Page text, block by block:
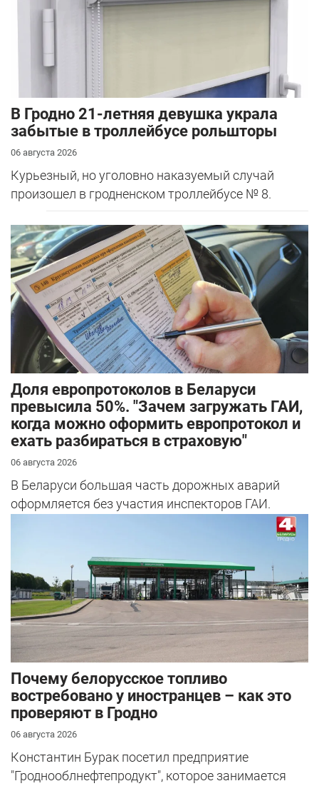
В Гродно 21-летняя девушка украла
забытые в троллейбусе рольшторы
06 августа 2026
Курьезный, но уголовно наказуемый случай
произошел в гродненском троллейбусе № 8.
Доля европротоколов в Беларуси
превысила 50%. "Зачем загружать ГАИ,
когда можно оформить европротокол и
ехать разбираться в страховую"
06 августа 2026
В Беларуси большая часть дорожных аварий
оформляется без участия инспекторов ГАИ.
Почему белорусское топливо
востребовано у иностранцев – как это
проверяют в Гродно
06 августа 2026
Константин Бурак посетил предприятие
"Гроднооблнефтепродукт", которое занимается